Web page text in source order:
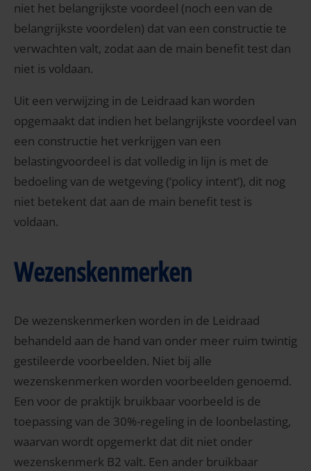
niet het belangrijkste voordeel (noch een van de
belangrijkste voordelen) dat van een constructie te
verwachten valt, zodat aan de main benefit test dan
niet is voldaan.
Uit een verwijzing in de Leidraad kan worden
opgemaakt dat indien het belangrijkste voordeel van
een constructie het verkrijgen van een
belastingvoordeel is dat volledig in lijn is met de
bedoeling van de wetgeving (‘policy intent’), dit nog
niet betekent dat aan de main benefit test is
voldaan.
Wezenskenmerken
De wezenskenmerken worden in de Leidraad
behandeld aan de hand van onder meer ruim twintig
gestileerde voorbeelden. Niet bij alle
wezenskenmerken worden voorbeelden genoemd.
Een voor de praktijk bruikbaar voorbeeld is de
toepassing van de 30%-regeling in de loonbelasting,
waarvan wordt opgemerkt dat dit niet onder
wezenskenmerk B2 valt. Een ander bruikbaar